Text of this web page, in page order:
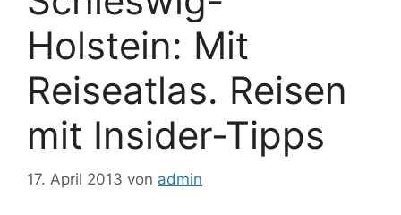
Holstein: Mit
Reiseatlas. Reisen
mit Insider-Tipps
17. April 2013 von admin